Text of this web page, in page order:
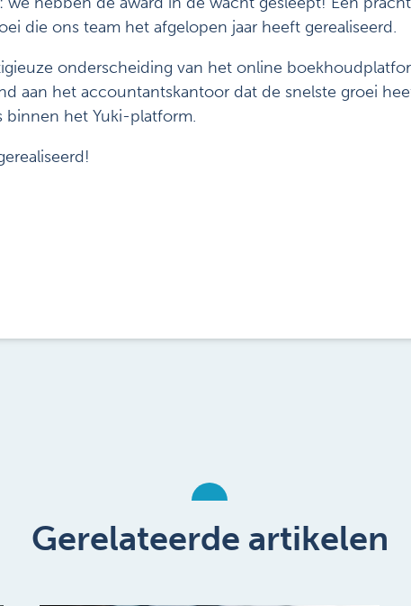
die ons team het afgelopen jaar heeft gerealiseerd.
onderscheiding van het online
aan het accountantskantoor dat de snelste groei
binnen het Yuki-platform.
Gerelateerde artikelen